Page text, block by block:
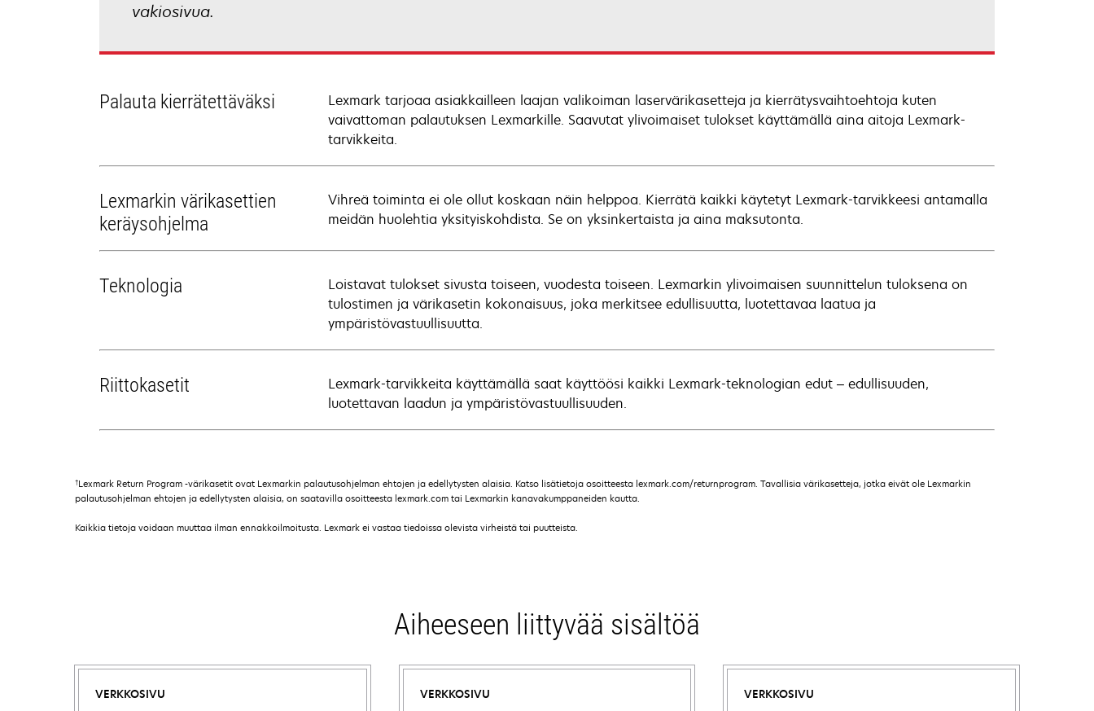
vakiosivua.
Palauta kierrätettäväksi
Lexmark tarjoaa asiakkailleen laajan valikoiman laservärikasetteja ja kierrätysvaihtoehtoja kuten
vaivattoman palautuksen Lexmarkille. Saavutat ylivoimaiset tulokset käyttämällä aina aitoja Lexmark-
tarvikkeita.
Lexmarkin värikasettien
keräysohjelma
Vihreä toiminta ei ole ollut koskaan näin helppoa. Kierrätä kaikki käytetyt Lexmark-tarvikkeesi antamalla
meidän huolehtia yksityiskohdista. Se on yksinkertaista ja aina maksutonta.
Teknologia
Loistavat tulokset sivusta toiseen, vuodesta toiseen. Lexmarkin ylivoimaisen suunnittelun tuloksena on
tulostimen ja värikasetin kokonaisuus, joka merkitsee edullisuutta, luotettavaa laatua ja
ympäristövastuullisuutta.
Riittokasetit
Lexmark-tarvikkeita käyttämällä saat käyttöösi kaikki Lexmark-teknologian edut – edullisuuden,
luotettavan laadun ja ympäristövastuullisuuden.
†Lexmark Return Program -värikasetit ovat Lexmarkin palautusohjelman ehtojen ja edellytysten alaisia. Katso lisätietoja osoitteesta lexmark.com/returnprogram. Tavallisia värikasetteja, jotka eivät ole Lexmarkin
palautusohjelman ehtojen ja edellytysten alaisia, on saatavilla osoitteesta lexmark.com tai Lexmarkin kanavakumppaneiden kautta.
Kaikkia tietoja voidaan muuttaa ilman ennakkoilmoitusta. Lexmark ei vastaa tiedoissa olevista virheistä tai puutteista.
Aiheeseen liittyvää sisältöä
VERKKOSIVU VERKKOSIVU VERKKOSIVU